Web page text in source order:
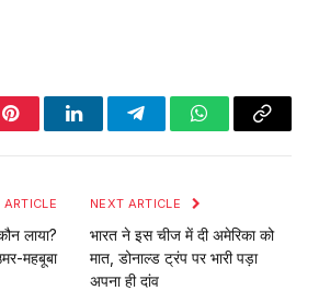
PinterestLinkedInTelegramWhatsApp
Copy
ARTICLE
लाया?
महबूबा
NEXT ARTICLE
भारत ने इस चीज में दी अमेरिका को
मात, डोनाल्ड ट्रंप पर भारी पड़ा
अपना ही दांव